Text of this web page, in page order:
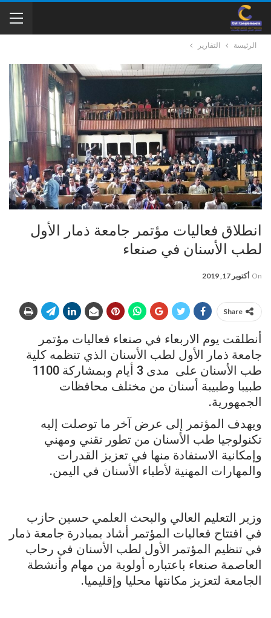
الرئيسة التقارير
انطلاق فعاليات مؤتمر جامعة ذمار الأول
لطب الأسنان في صنعاء
On أكتوبر 17, 2019
Share
أنطلقت يوم الاربعاء في صنعاء فعاليات مؤتمر
جامعة ذمار الأول لطب الأسنان الذي تنظمه كلية
طب الأسنان على مدى 3 أيام وبمشاركة 1100
طبيبا وطبيبة أسنان من مختلف محافظات
الجمهورية.
ويهدف المؤتمر إلى عرض آخر ما توصلت إليه
تكنولوجيا طب الأسنان من تطور تقني ومهني
وإمكانية الاستفادة منها في تعزيز القدرات
والمهارات المهنية لأطباء الأسنان في اليمن.
وزير التعليم العالي والبحث العلمي حسين حازب
في افتتاح فعاليات المؤتمر أشاد بمبادرة جامعة ذمار
في تنظيم المؤتمر الأول لطب الأسنان في رحاب
العاصمة صنعاء باعتباره أولوية من مهام وأنشطة
الجامعة لتعزيز مكانتها محليا وإقليميا.